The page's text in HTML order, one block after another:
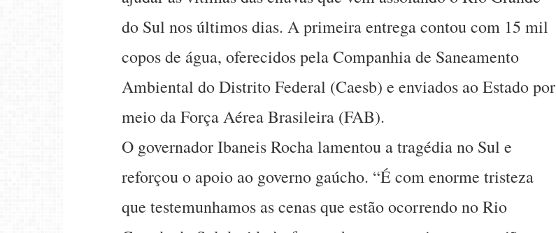
do Sul nos últimos dias. A primeira entrega contou com 15 mil
copos de água, oferecidos pela Companhia de Saneamento
Ambiental do Distrito Federal (Caesb) e enviados ao Estado por
meio da Força Aérea Brasileira (FAB).
O governador Ibaneis Rocha lamentou a tragédia no Sul e
reforçou o apoio ao governo gaúcho. “É com enorme tristeza
que testemunhamos as cenas que estão ocorrendo no Rio